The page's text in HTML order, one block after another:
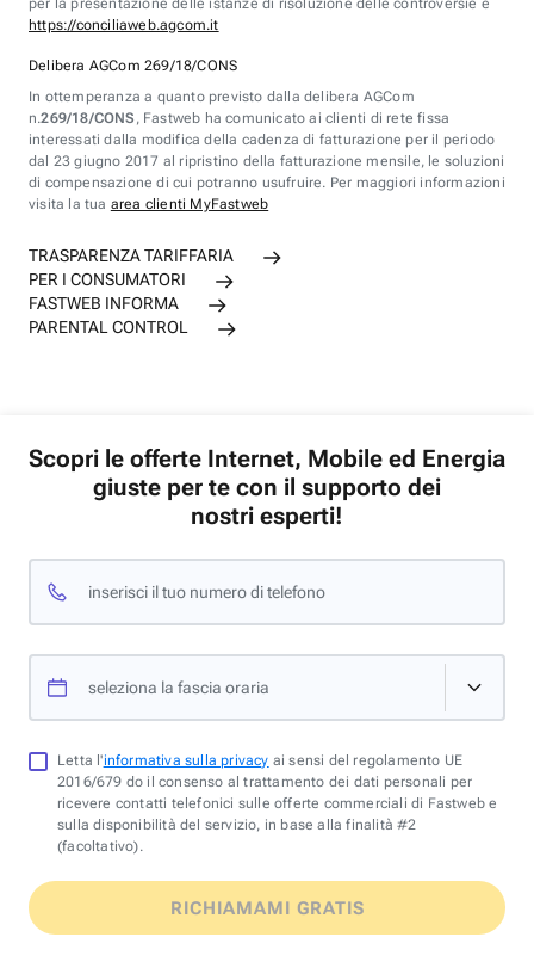
per la presentazione delle istanze di risoluzione delle controversie è
https://conciliaweb.agcom.it
Delibera AGCom 269/18/CONS
In ottemperanza a quanto previsto dalla delibera AGCom
n.269/18/CONS , Fastweb ha comunicato ai clienti di rete fissa
interessati dalla modifica della cadenza di fatturazione per il periodo
dal 23 giugno 2017 al ripristino della fatturazione mensile, le soluzioni
di compensazione di cui potranno usufruire. Per maggiori informazioni
visita la tua area clienti MyFastweb
TRASPARENZA TARIFFARIA
PER I CONSUMATORI
FASTWEB INFORMA
PARENTAL CONTROL
Scopri le offerte Internet, Mobile ed Energia
giuste per te con il supporto dei
nostri esperti!
inserisci il tuo numero di telefono
seleziona la fascia oraria
Letta l'informativa sulla privacy ai sensi del regolamento UE
2016/679 do il consenso al trattamento dei dati personali per
ricevere contatti telefonici sulle offerte commerciali di Fastweb e
sulla disponibilità del servizio, in base alla finalità #2
(facoltativo).
RICHIAMAMI GRATIS